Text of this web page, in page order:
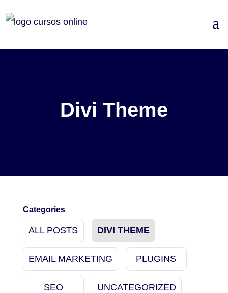
Divi Theme
Categories
ALL POSTS DIVI THEME
EMAIL MARKETING PLUGINS
SEO UNCATEGORIZED